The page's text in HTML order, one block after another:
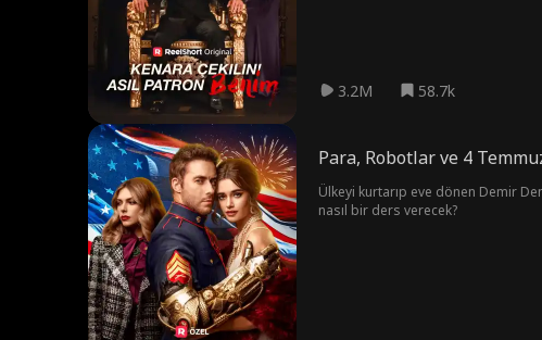
3.2M 58.7k
Para, Robotlar ve 4
Ülkeyi kurtarıp eve dönen Demir
nasıl bir ders verecek?